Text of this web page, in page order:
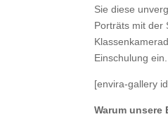
Sie diese
Porträts mit der
Einschulung ein.
[envira-gallery
Warum